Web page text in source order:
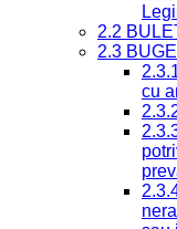
2.2
2.3
cu